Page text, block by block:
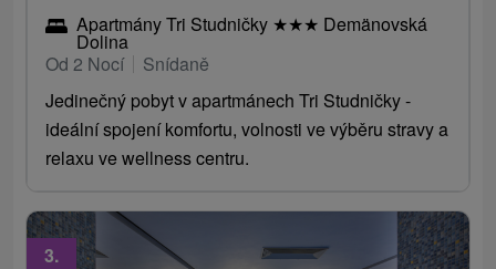
Apartmány Tri Studničky ★★★ Demänovská
Dolina
Od 2 Nocí
Snídaně
Jedinečný pobyt v apartmánech Tri Studničky -
ideální spojení komfortu, volnosti ve výběru stravy a
relaxu ve wellness centru.
3.